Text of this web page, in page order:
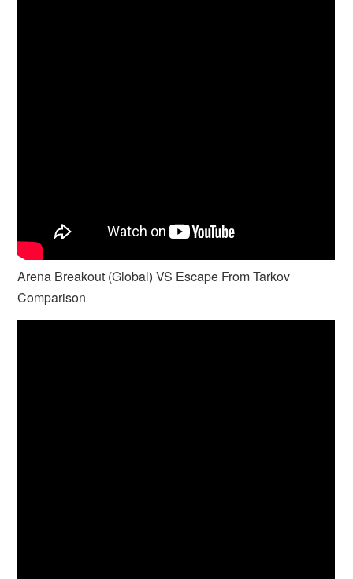
Arena Breakout (Global) VS Escape From Tarkov
Comparison